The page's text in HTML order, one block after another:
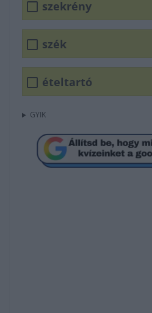
szekrény
szék
ételtartó
GYIK